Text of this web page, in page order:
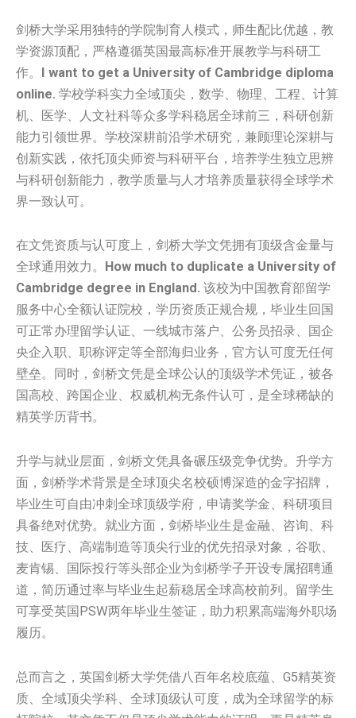
剑桥大学采用独特的学院制育人模式，师生配比优越，教
学资源顶配，严格遵循英国最高标准开展教学与科研工
作。 I want to get a University of Cambridge diploma
online. 学校学科实力全域顶尖，数学、物理、工程、计算
机、医学、人文社科等众多学科稳居全球前三，科研创新
能力引领世界。学校深耕前沿学术研究，兼顾理论深耕与
创新实践，依托顶尖师资与科研平台，培养学生独立思辨
与科研创新能力，教学质量与人才培养质量获得全球学术
界一致认可。
在文凭资质与认可度上，剑桥大学文凭拥有顶级含金量与
全球通用效力。
How much to duplicate a University of
Cambridge degree in England. 该校为中国教育部留学
服务中心全额认证院校，学历资质正规合规，毕业生回国
可正常办理留学认证、一线城市落户、公务员招录、国企
央企入职、职称评定等全部海归业务，官方认可度无任何
壁垒。同时，剑桥文凭是全球公认的顶级学术凭证，被各
国高校、跨国企业、权威机构无条件认可，是全球稀缺的
精英学历背书。
升学与就业层面，剑桥文凭具备碾压级竞争优势。升学方
面，剑桥学术背景是全球顶尖名校硕博深造的金字招牌，
毕业生可自由冲刺全球顶级学府，申请奖学金、科研项目
具备绝对优势。就业方面，剑桥毕业生是金融、咨询、科
技、医疗、高端制造等顶尖行业的优先招录对象，谷歌、
麦肯锡、国际投行等头部企业为剑桥学子开设专属招聘通
道，简历通过率与毕业生起薪稳居全球高校前列。留学生
可享受英国PSW两年毕业生签证，助力积累高端海外职场
履历。
总而言之，英国剑桥大学凭借八百年名校底蕴、G5精英资
质、全域顶尖学科、全球顶级认可度，成为全球留学的标